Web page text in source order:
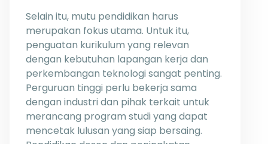
Selain itu, mutu pendidikan harus
merupakan fokus utama. Untuk itu,
penguatan kurikulum yang relevan
dengan kebutuhan lapangan kerja dan
perkembangan teknologi sangat penting.
Perguruan tinggi perlu bekerja sama
dengan industri dan pihak terkait untuk
merancang program studi yang dapat
mencetak lulusan yang siap bersaing.